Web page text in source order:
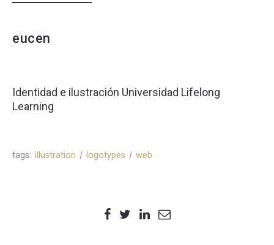
eucen
Identidad e ilustración Universidad Lifelong
Learning
tags: illustration logotypes web